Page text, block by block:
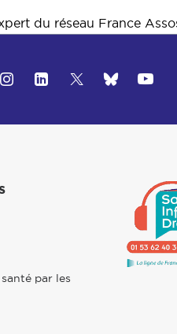
du réseau France
par les